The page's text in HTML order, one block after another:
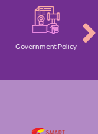
Government Policy